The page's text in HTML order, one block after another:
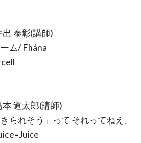
泰彰(講師)
ム/ Fhána
道太郎(講師)
られそう」って それってねえ、